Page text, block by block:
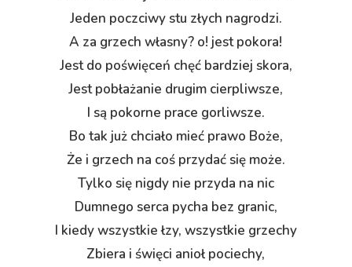
Jeden poczciwy stu złych nagrodzi.
A za grzech własny? o! jest pokora!
Jest do poświęceń chęć bardziej skora,
Jest pobłażanie drugim cierpliwsze,
I są pokorne prace gorliwsze.
Bo tak już chciało mieć prawo Boże,
Że i grzech na coś przydać się może.
Tylko się nigdy nie przyda na nic
Dumnego serca pycha bez granic,
I kiedy wszystkie łzy, wszystkie grzechy
Zbiera i święci anioł pociechy,